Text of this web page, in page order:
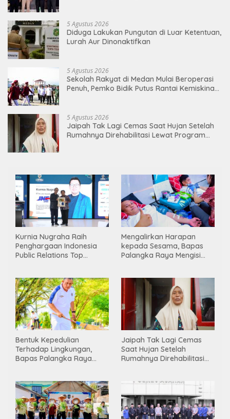
5 Agustus 2026
Diduga Lakukan Pungutan di Luar Ketentuan,
Lurah Aur Dinonaktifkan
5 Agustus 2026
Sekolah Rakyat di Medan Mulai Beroperasi
Penuh, Pemko Bidik Putus Rantai Kemiskinan
5 Agustus 2026
Jaipah Tak Lagi Cemas Saat Hujan Setelah
Rumahnya Direhabilitasi Lewat Program
Kurnia Nugraha Raih
Penghargaan Indonesia
Public Relations Top
Mengalirkan Harapan
kepada Sesama, Bapas
Palangka Raya Mengisi
Bentuk Kepedulian
Terhadap Lingkungan,
Bapas Palangka Raya
ke-81
Jaipah Tak Lagi Cemas
Saat Hujan Setelah
Rumahnya Direhabilitasi